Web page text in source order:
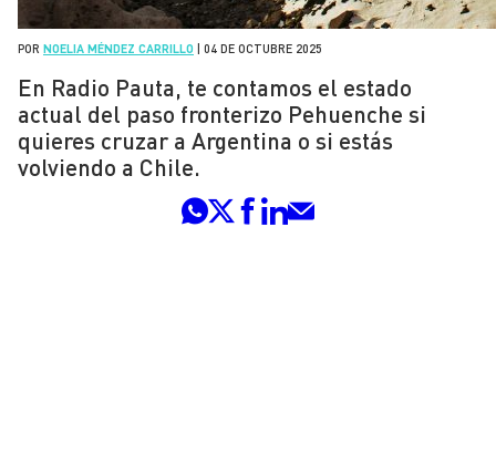
POR NOELIA MÉNDEZ CARRILLO 04 DE OCTUBRE 2025
En Radio Pauta, te contamos el estado
actual del paso fronterizo Pehuenche si
quieres cruzar a Argentina o si estás
volviendo a Chile.